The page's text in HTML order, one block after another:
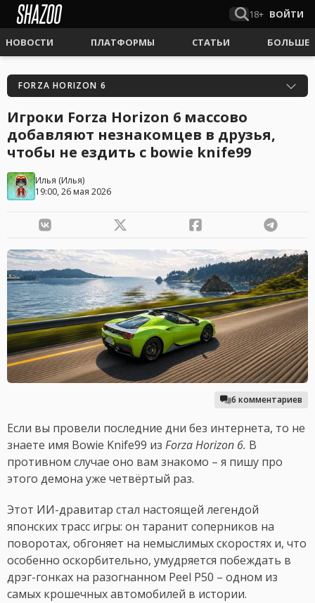
18+ ВОЙТИ
НОВОСТИ ПЛАТФОРМЫ СТАТЬИ БОЛЬШЕ
FORZA HORIZON 6
Игроки Forza Horizon 6 массово
добавляют незнакомцев в друзья,
чтобы не ездить c bowie knife99
Илья (Илья)
19:00, 26 мая 2026
6 комментариев
Если вы провели последние дни без интернета, то не
знаете имя Bowie Knife99 из Forza Horizon 6. В
противном случае оно вам знакомо – я пишу про
этого демона уже четвёртый раз.
Этот ИИ-дравитар стал настоящей легендой
японских трасс игры: он таранит соперников на
поворотах, обгоняет на немыслимых скоростях и, что
особенно оскорбительно, умудряется побеждать в
дрэг-гонках на разогнанном Peel P50 – одном из
самых крошечных автомобилей в истории.